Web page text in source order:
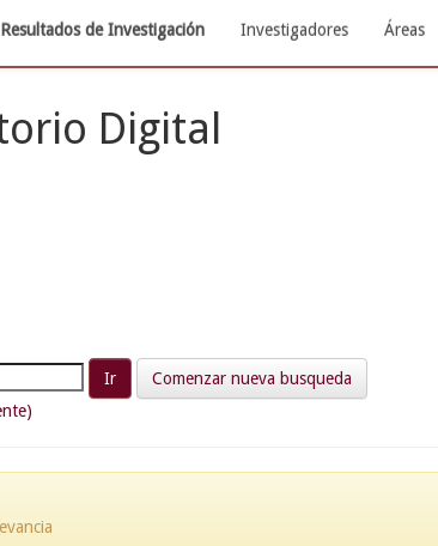
Resultados de Investigación Investigadores Áreas
Digital
Comenzar nueva busqueda